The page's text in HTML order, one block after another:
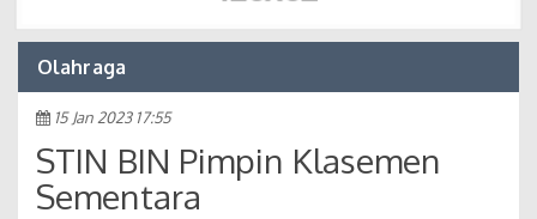
Olahraga
15 Jan 2023 17:55
STIN BIN Pimpin Klasemen
Sementara